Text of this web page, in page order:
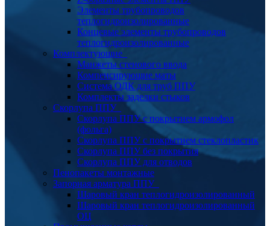
Элементы трубопроводов
теплогидроизолированные
Концевые элементы трубопроводов
теплогидроизолированные
Комплектующие
Манжеты стенового ввода
Компенсирующие маты
Система ОДК для труб ППУ
Комплекты заделки стыков
Скорлупа ППУ
Скорлупа ППУ с покрытием армофол
(фольга)
Скорлупа ППУ с покрытием стеклопластик
Скорлупа ППУ без покрытия
Скорлупа ППУ для отводов
Пенопакеты монтажные
Запорная арматура ППУ
Шаровый кран теплогидроизолированный
Шаровый кран теплогидроизолированный
ОЦ